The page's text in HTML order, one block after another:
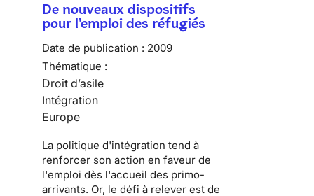
De nouveaux dispositifs
pour l'emploi des réfugiés
Date de publication : 2009
Thématique :
Droit d’asile
Intégration
Europe
La politique d'intégration tend à
renforcer son action en faveur de
l'emploi dès l'accueil des primo-
arrivants. Or, le défi à relever est de